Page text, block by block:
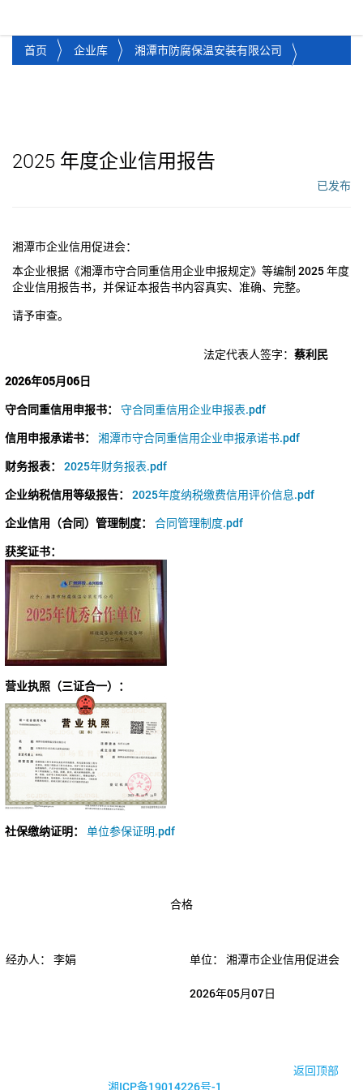
首页 企业库 湘潭市防腐保温安装有限公司
2025 年度企业信用报告
已发布
湘潭市企业信用促进会：
本企业根据《湘潭市守合同重信用企业申报规定》等编制 2025年度
企业信用报告书，并保证本报告书内容真实、准确、完整。
请予审查。
法定代表人签字： 蔡利民
2026年05月06日
守合同重信用申报书：
守合同重信用企业申报表.pdf
信用申报承诺书：
湘潭市守合同重信用企业申报承诺书.pdf
财务报表：
2025年财务报表.pdf
企业纳税信用等级报告：
2025年度纳税缴费信用评价信息.pdf
企业信用（合同）管理制度：
合同管理制度.pdf
获奖证书：
营业执照（三证合一）：
社保缴纳证明： 单位参保证明.pdf
合格
经办人： 李娟 单位： 湘潭市企业信用促进会
2026年05月07日
返回顶部
湘ICP备19014226号-1